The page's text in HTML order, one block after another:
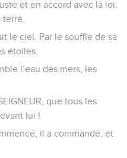
et en accord avec la loi.
terre.
le ciel. Par le souffle de sa
étoiles.
l’eau des mers, les
que tous les
lui !
il a commandé, et